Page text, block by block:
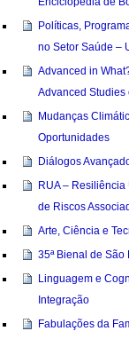
Políticas,
no Setor Saúde –
Advanced in
Advanced Studies
Mudanças
Oportunidades
Diálogos
RUA –
de Riscos
Arte, Ciência e
35ª Bienal de
Linguagem e
Integração
Fabulações da